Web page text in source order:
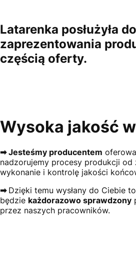
Latarenka posłużyła do
zaprezentowania
częścią oferty.
Wysoka jakość
➡ Jesteśmy producentem
nadzorujemy procesy produkcji
wykonanie i kontrolę jakości
➡ Dzięki temu wysłany do Ciebie
będzie każdorazowo sprawdzony
przez naszych pracowników.